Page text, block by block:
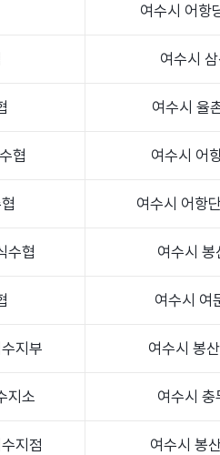
여수시 어항
여수시
여수시 율
협 여수시 어
여수시 어항
수협 여수시
여수시 여
지부 여수시 봉
지소 여수시
지점 여수시 봉